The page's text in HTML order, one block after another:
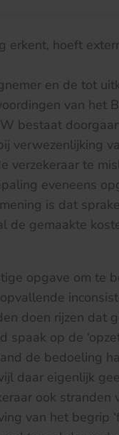
erkent, hoeft
en de tot
van het
bestaat
verwezenlijking
verzekeraar te
eveneens
is dat
de gemaakte
opgave om te
doen rijzen dat
op de
de bedoeling
daar eigenlijk
ook
van het begrip